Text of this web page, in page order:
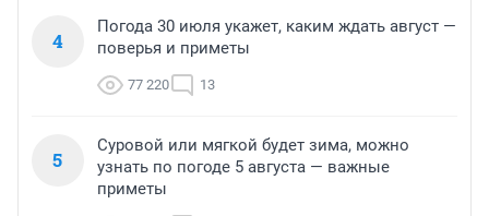
4
Погода 30 июля укажет, каким ждать август —
поверья и приметы
77 220 13
5
Суровой или мягкой будет зима, можно
узнать по погоде 5 августа — важные
приметы